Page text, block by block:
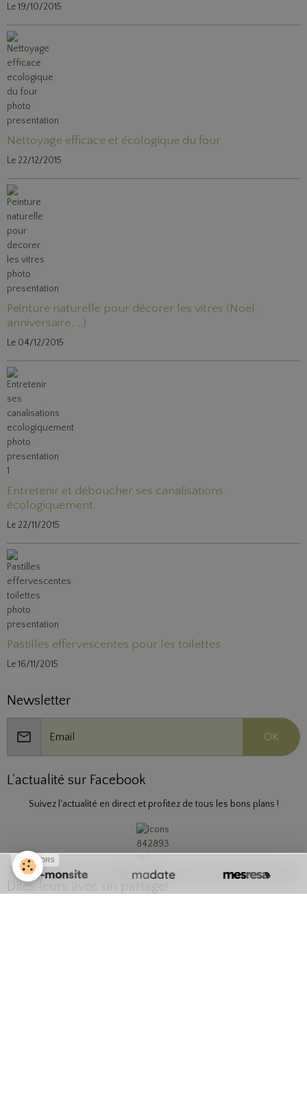
Le 19/10/2015
Nettoyage efficace et écologique du four
Le 22/12/2015
Peinture naturelle pour décorer les vitres (Noël,
anniversaire, ...)
Le 04/12/2015
Entretenir et déboucher ses canalisations
écologiquement
Le 22/11/2015
Pastilles effervescentes pour les toilettes
Le 16/11/2015
Newsletter
OK
L'actualité sur Facebook
Suivez l'actualité en direct et profitez de tous les bons plans !
Dites leurs avec un partage!
SPONSORS